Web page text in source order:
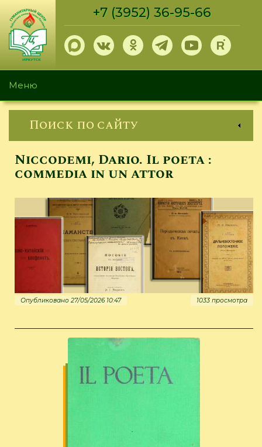
Перейти
основному
содержанию
+7 (3952) 36-95-66
Меню
Поиск по сайту
Niccodemi, Dario. Il poeta :
commedia in un attor
Опубликовано 27/05/2026 10:47 1033 просмотра